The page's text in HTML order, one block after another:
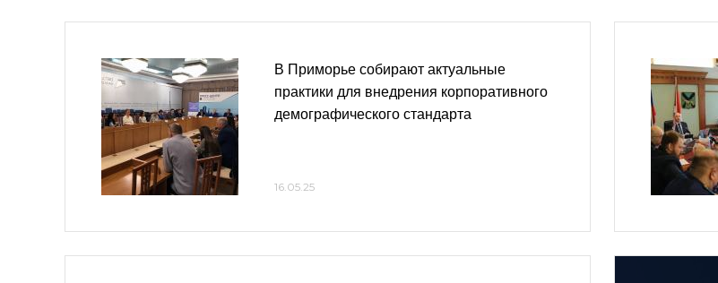
В Приморье собирают актуальные
практики для внедрения корпоративного
демографического стандарта
16.05.25